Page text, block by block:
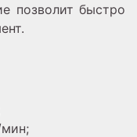
позволит быстро
мин;